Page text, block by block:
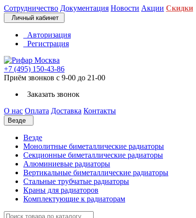
Сотрудничество Документация Новости Акции Скидки
Личный кабинет
Авторизация
Регистрация
+7 (495) 150-43-86
Приём звонков с 9-00 до 21-00
Заказать звонок
О нас Оплата Доставка Контакты
Везде
Везде
Монолитные биметаллические радиаторы
Секционные биметаллические радиаторы
Алюминиевые радиаторы
Вертикальные биметаллические радиаторы
Стальные трубчатые радиаторы
Краны для радиаторов
Комплектующие к радиаторам